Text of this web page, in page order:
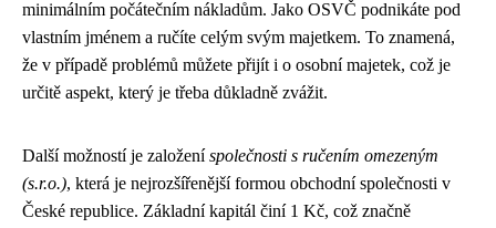
minimálním počátečním nákladům. Jako OSVČ podnikáte pod
vlastním jménem a ručíte celým svým majetkem. To znamená,
že v případě problémů můžete přijít i o osobní majetek, což je
určitě aspekt, který je třeba důkladně zvážit.
Další možností je založeníspolečnosti s ručením omezeným
(s.r.o.), která je nejrozšířenější formou obchodní společnosti v
České republice. Základní kapitál činí 1 Kč, což značně